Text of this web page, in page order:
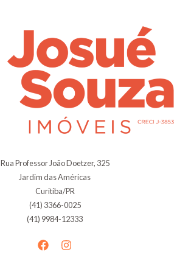
Rua Professor João Doetzer, 325
Jardim das Américas
Curitiba/PR
(41) 3366-0025
(41) 9984-12333